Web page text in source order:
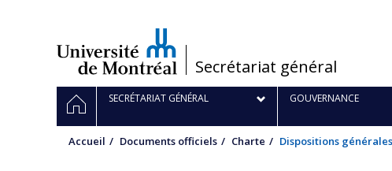
/
Secrétariat général
Navigation
principale
ACCUEILSECRÉTARIAT GÉNÉRAL GOUVERNANCE
Accueil Documents officiels Charte Dispositions générales